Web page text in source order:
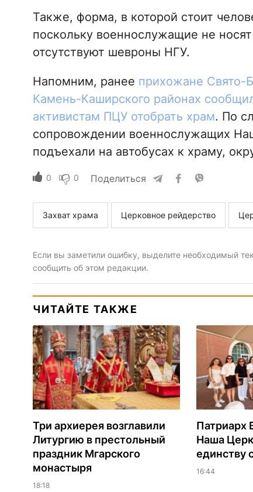
Также, форма, в которой стоит
поскольку военнослужащие не
отсутствуют шевроны НГУ.
Напомним, ранее прихожане Свято-
Камень-Каширского районах
активистам ПЦУ отобрать храм. По
сопровождении военнослужащих
подъехали на автобусах к храму,
0 0 Поделиться
Захват храма Церковное рейдерство
Если вы заметили ошибку, выделите необходимый
сообщить об этом редакции.
ЧИТАЙТЕ ТАКЖЕ
Три архиерея возглавили
Литургию в престольный
праздник Мгарского
монастыря
18:18
Патриарх
Наша
единству
16:44